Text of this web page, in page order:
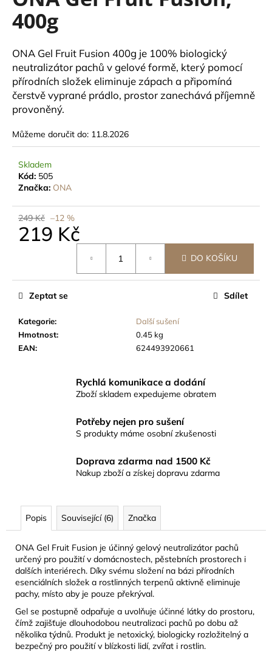
0,0
z
hvězdiček.
400g
ONA Gel Fruit Fusion 400g je 100% biologický
neutralizátor pachů v gelové formě, který pomocí
přírodních složek eliminuje zápach a připomíná
čerstvě vyprané prádlo, prostor zanechává příjemně
provoněný.
Můžeme doručit do: 11.8.2026
Skladem
Kód: 505
Značka: ONA
249 Kč –12 %
219 Kč
DO KOŠÍKU
Kategorie:
Další sušení
Hmotnost:
0.45 kg
EAN: 624493920661
Zeptat se Sdílet
Rychlá komunikace a dodání
Zboží skladem expedujeme obratem
Potřeby nejen pro sušení
S produkty máme osobní zkušenosti
Doprava zdarma nad 1500 Kč
Nakup zboží a získej dopravu zdarma
Popis Související (6) Značka
ONA Gel Fruit Fusion je účinný gelový neutralizátor pachů
určený pro použití v domácnostech, pěstebních prostorech i
dalších interiérech. Díky svému složení na bázi přírodních
esenciálních složek a rostlinných terpenů aktivně eliminuje
pachy, místo aby je pouze překrýval.
Gel se postupně odpařuje a uvolňuje účinné látky do prostoru,
čímž zajišťuje dlouhodobou neutralizaci pachů po dobu až
několika týdnů. Produkt je netoxický, biologicky rozložitelný a
bezpečný pro použití v blízkosti lidí, zvířat i rostlin.
a
j
í
t
?
HLEDAT
D
o
p
e
m
e